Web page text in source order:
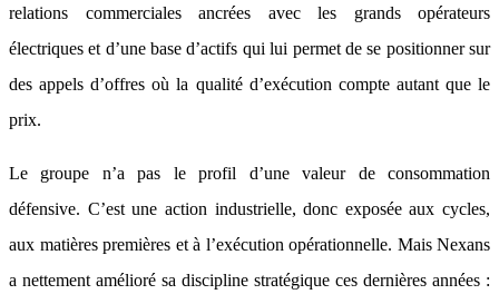
relations commerciales ancrées avec les grands opérateurs
électriques et d’une base d’actifs qui lui permet de se positionner sur
des appels d’offres où la qualité d’exécution compte autant que le
prix.
Le groupe n’a pas le profil d’une valeur de consommation
défensive. C’est une action industrielle, donc exposée aux cycles,
aux matières premières et à l’exécution opérationnelle. Mais Nexans
a nettement amélioré sa discipline stratégique ces dernières années :